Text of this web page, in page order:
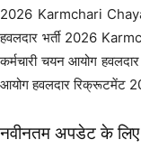
2026 Karmchari
हवलदार भर्ती 2026
कर्मचारी चयन आयोग
आयोग हवलदार रिक्रूटमेंट
नवीनतम अपडेट के